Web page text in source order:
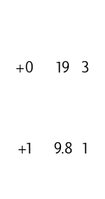
+0 19 3
+1 9.8 1